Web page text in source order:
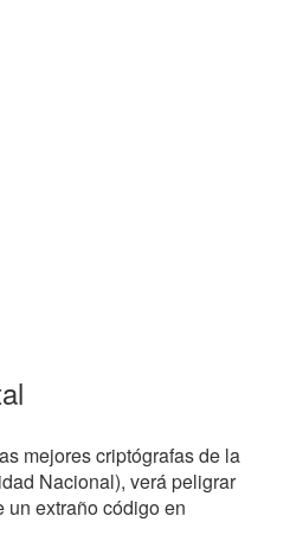
mejores criptógrafas de la
Nacional), verá peligrar
extraño código en